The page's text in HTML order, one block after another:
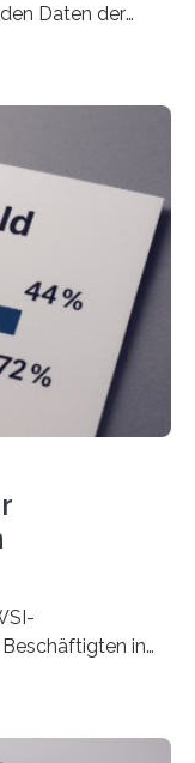
Daten der
von
die Gründungen
der Spitze. In
in eine
folgten die
Betrachtet man
– die Anzahl
in
mit 72 Prozent